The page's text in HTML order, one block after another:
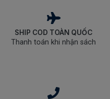
SHIP COD TOÀN QUỐC
Thanh toán khi nhận sách